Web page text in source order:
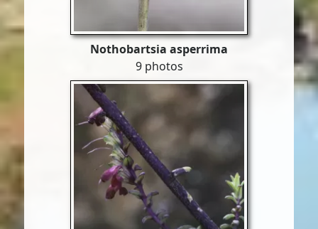
Nothobartsia asperrima
9 photos